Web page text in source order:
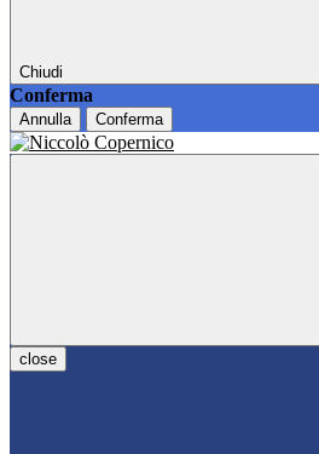
Chiudi
Conferma
Annulla Conferma
close